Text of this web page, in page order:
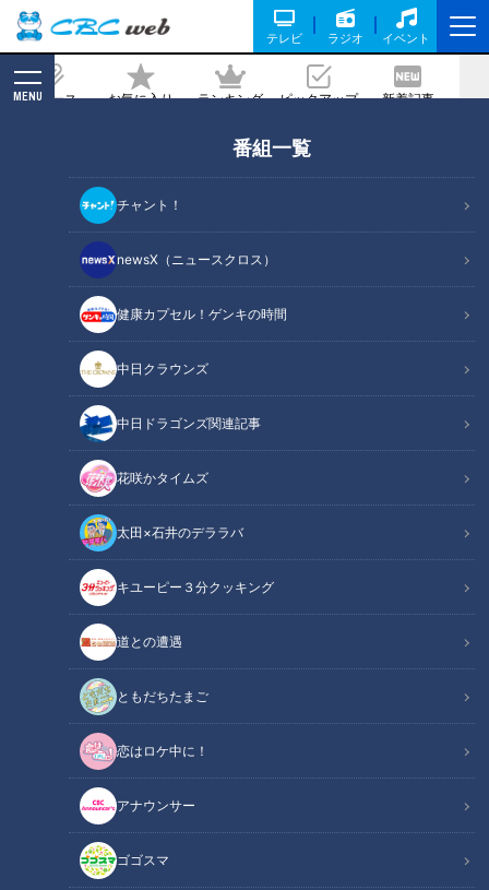
テレビ ラジオ イベント
ニュース お気に入り ランキング ピックアップ 新着記事
MENU
番組一覧
チャント！
newsX（ニュースクロス）
健康カプセル！ゲンキの時間
中日クラウンズ
中日ドラゴンズ関連記事
花咲かタイムズ
太田×石井のデララバ
キユーピー３分クッキング
道との遭遇
ともだちたまご
恋はロケ中に！
アナウンサー
ゴゴスマ
―。落合元監督が語った“荒木雅博の真
実”。 そして、竜党の懸念するビシエ
ド、アルモンテの去就について谷繁元監
督から衝撃予告が
2018/10/08 11:10
中日ドラゴンズ
サンドラコラム
【あるドラライターの参考書的サンドラ活用法】
CBCテレビ「サンデードラゴンズ」（毎週日曜日午後12時54
分から東海エリアで生放送）をみたコラム
またひとり、竜の黄金期を支えたレジェンドが現役生活に終止